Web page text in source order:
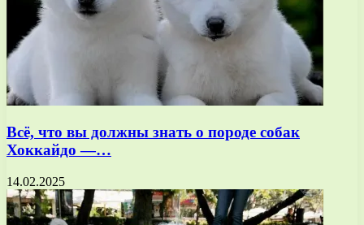
Всё, что вы должны знать о породе собак
Хоккайдо —…
14.02.2025